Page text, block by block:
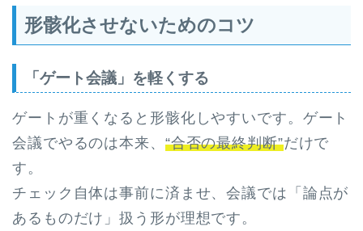
形骸化させないためのコツ
「ゲート会議」を軽くする
ゲートが重くなると形骸化しやすいです。ゲート
会議でやるのは本来、 “合否の最終判断”だけで
す。
チェック自体は事前に済ませ、会議では「論点が
あるものだけ」扱う形が理想です。